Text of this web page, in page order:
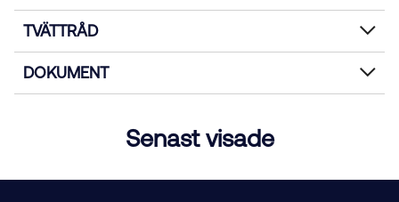
TVÄTTRÅD
DOKUMENT
Senast visade